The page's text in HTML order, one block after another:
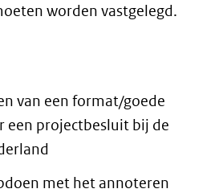
worden vastgelegd.
van een format/goede
een projectbesluit bij de
met het annoteren